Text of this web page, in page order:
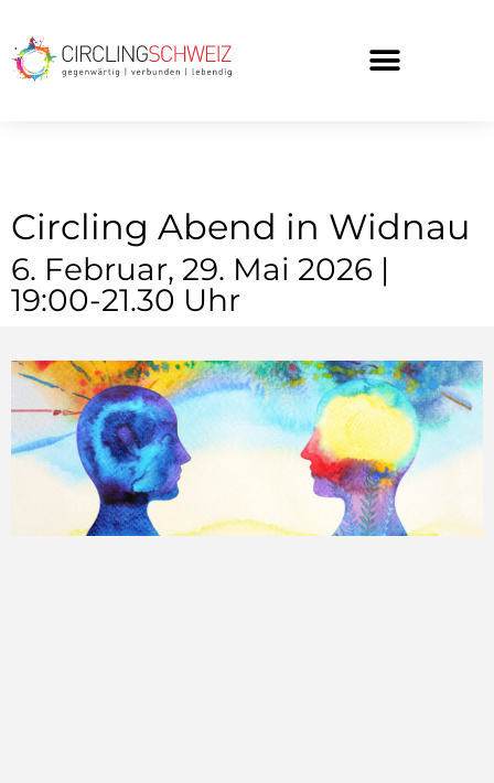
Circling Abend in Widnau
6. Februar, 29. Mai 2026 |
19:00-21.30 Uhr